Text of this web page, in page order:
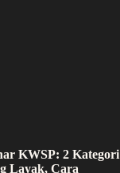
KWSP: 2 Kategori
Layak, Cara